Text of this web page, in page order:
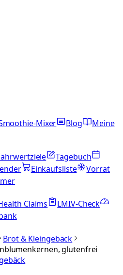
Mixer Blog
Meine
Tagebuch
Einkaufsliste
Vorrat
Claims
LMIV-Check
Brot & Kleingebäck
glutenfrei